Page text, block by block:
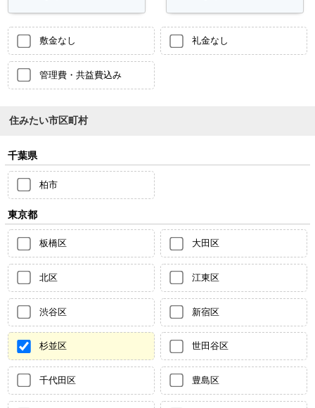
敷金なし 礼金なし
管理費・共益費込み
住みたい市区町村
千葉県
柏市
東京都
板橋区 大田区
北区 江東区
渋谷区 新宿区
杉並区 世田谷区
千代田区 豊島区